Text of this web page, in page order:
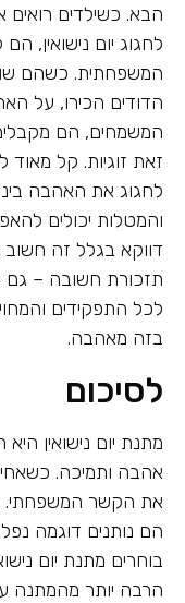
הבא. כשילדים
לחגוג יום נישואין,
המשפחתית. כשהם
הדודים הכירו, על
המשמחים, הם
זאת זוגיות. קל מאוד
לחגוג את האהבה
והמטלות יכולים
דווקא בגלל זה חשוב
תזכורת חשובה – גם
לכל התפקידים
בזה מאהבה.
לסיכום
מתנת יום נישואין
אהבה ותמיכה.
את הקשר המשפחתי.
הם נותנים דוגמה
בוחרים מתנת יום
הרבה יותר מהמתנה